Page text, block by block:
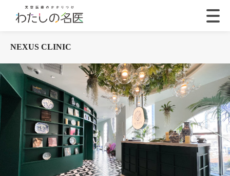
NEXUS CLINIC